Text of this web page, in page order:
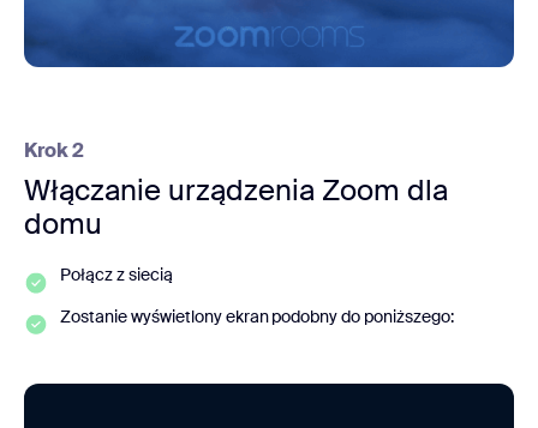
Krok 2
Włączanie urządzenia Zoom dla
domu
Połącz z siecią
Zostanie wyświetlony ekran podobny do poniższego: